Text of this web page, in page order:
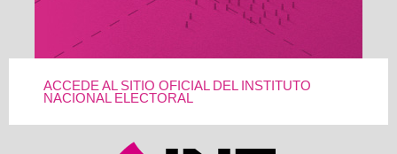
ACCEDE AL SITIO OFICIAL DEL INSTITUTO
NACIONAL ELECTORAL